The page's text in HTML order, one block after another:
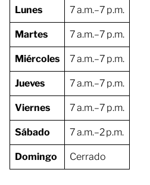
Lunes 7 a.m.–7 p.m.
Martes 7 a.m.–7 p.m.
Miércoles 7 a.m.–7 p.m.
Jueves 7 a.m.–7 p.m.
Viernes 7 a.m.–7 p.m.
Sábado 7 a.m.–2 p.m.
Domingo Cerrado